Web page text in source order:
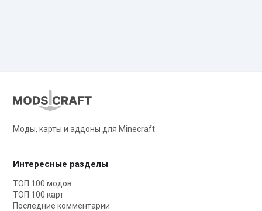
Моды, карты и аддоны для Minecraft
Интересные разделы
ТОП 100 модов
ТОП 100 карт
Последние комментарии